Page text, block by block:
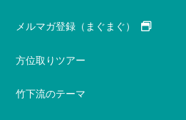
メルマガ登録（まぐまぐ）
方位取りツアー
竹下流のテーマ